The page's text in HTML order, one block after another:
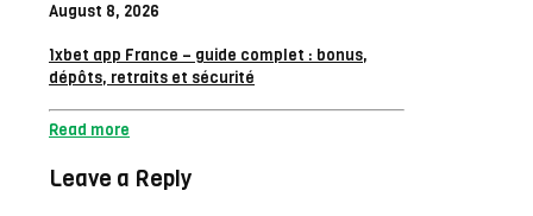
August 8, 2026
1xbet app France – guide complet : bonus,
dépôts, retraits et sécurité
Read more
Leave a Reply